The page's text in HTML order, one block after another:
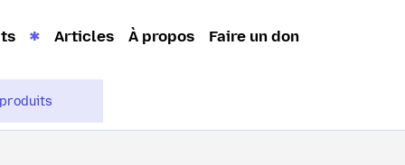
Articles À propos Faire un don